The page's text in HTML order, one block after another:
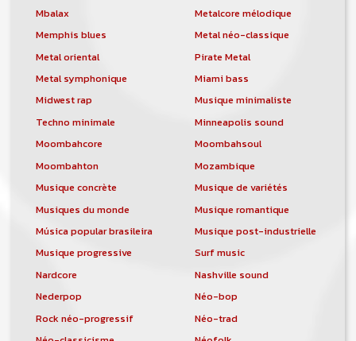
Mbalax
Metalcore mélodique
Memphis blues
Metal néo-classique
Metal oriental
Pirate Metal
Metal symphonique
Miami bass
Midwest rap
Musique minimaliste
Techno minimale
Minneapolis sound
Moombahcore
Moombahsoul
Moombahton
Mozambique
Musique concrète
Musique de variétés
Musiques du monde
Musique romantique
Música popular brasileira
Musique post-industrielle
Musique progressive
Surf music
Nardcore
Nashville sound
Nederpop
Néo-bop
Rock néo-progressif
Néo-trad